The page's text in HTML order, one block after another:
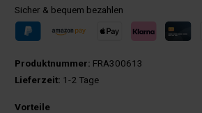
Sicher & bequem bezahlen
Produktnummer: FRA300613
Lieferzeit: 1-2 Tage
Vorteile